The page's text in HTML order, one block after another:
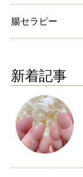
腸セラピー
新着記事